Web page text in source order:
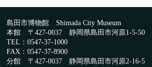
島田市博物館 Shimada City Museum
本館 〒427-0037 静岡県島田市河原1-5-50
TEL：0547-37-1000
FAX：0547-37-8900
分館 〒427-0037 静岡県島田市河原2-16-5